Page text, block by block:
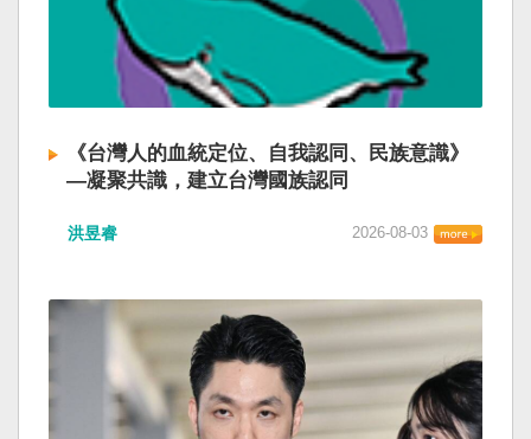
《台灣人的血統定位、自我認同、民族意識》
—凝聚共識，建立台灣國族認同
洪昱睿 2026-08-03